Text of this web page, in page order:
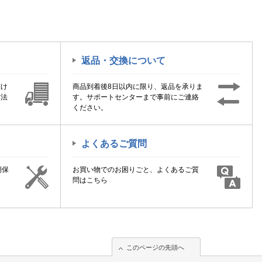
返品・交換について
商品到着後8日以内に限り、返品を承りま
す。サポートセンターまで事前にご連絡
ください。
保
よくあるご質問
お買い物でのお困りごと、よくあるご質
問はこちら
このページの先頭へ
このページの先頭へ